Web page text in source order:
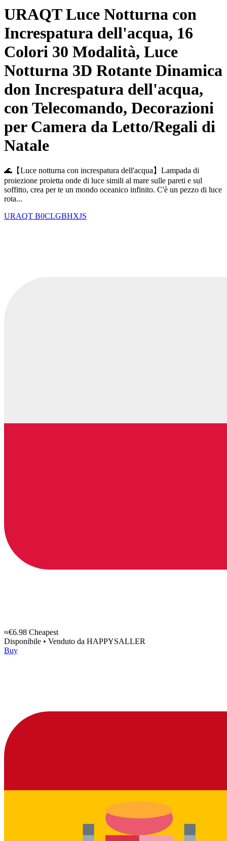
URAQT Luce Notturna con
Increspatura dell'acqua, 16
Colori 30 Modalità, Luce
Notturna 3D Rotante Dinamica
don Increspatura dell'acqua,
con Telecomando, Decorazioni
per Camera da Letto/Regali di
Natale
🌊【Luce notturna con increspatura dell'acqua】Lampada di
proiezione proietta onde di luce simili al mare sulle pareti e sul
soffitto, crea per te un mondo oceanico infinito. C'è un pezzo di luce
rota...
URAQT B0CLGBHXJS
≈€6.98 Cheapest
Disponibile • Venduto da HAPPYSALLER
Buy